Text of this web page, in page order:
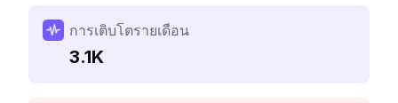
การเติบโตรายเดือน
3.1K